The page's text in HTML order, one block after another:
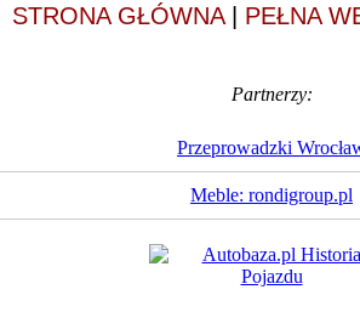
STRONA GŁÓWNA| PEŁNA
Partnerzy:
Przeprowadzki
Meble: rondigroup.pl